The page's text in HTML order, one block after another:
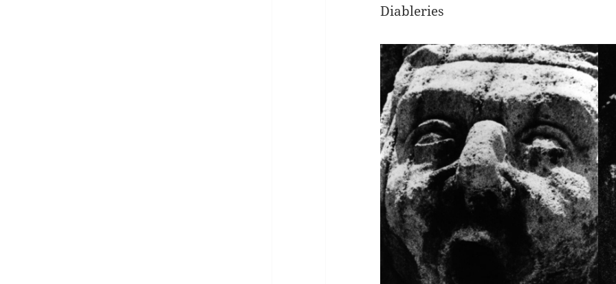
Diableries